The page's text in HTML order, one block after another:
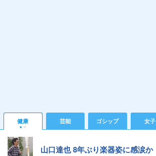
健康 芸能 ゴシップ 女子
山口達也 8年ぶり楽器姿に感涙か